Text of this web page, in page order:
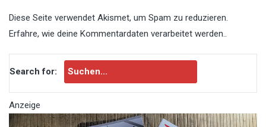
Diese Seite verwendet Akismet, um Spam zu reduzieren.
Erfahre, wie deine Kommentardaten verarbeitet werden..
Search for:
Anzeige